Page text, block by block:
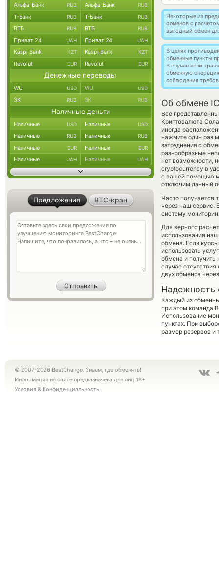
Некоторые из
обменов с
выгодный обмен
В целях
обменные пункты
В случае если
обменную
соблюдения
Об обмене
Все
Криптовалюта
иногда
нажмите один раз
затруднения с
разнообразные
нет возможности,
cryptocurrency в
с вашей помощью
отключим данный
Часто получается
через наш сервис.
систему
Для верного
использования
обмена. Если
использовать
обмена и получить
случае
двух обменов
Надежность
Каждый из
при этом команда
Использование
пунктах. При
размер резервов и
Альфа-Банк RUB Альфа-Банк RUB
Т-Банк RUB Т-Банк RUB
ВТБ RUB ВТБ RUB
Приват 24 UAH Приват 24 UAH
Kaspi Bank KZT Kaspi Bank KZT
Revolut EUR Revolut EUR
Денежные переводы
WU USD WU USD
ЗК RUB ЗК RUB
Наличные деньги
Наличные USD Наличные USD
Наличные RUB Наличные RUB
Наличные EUR Наличные EUR
Наличные UAH Наличные UAH
Предложения BTC-кран
© 2007-2026 BestChange. Знаем, где обменять!
Информация на сайте предназначена для лиц 18+
Условия & Конфиденциальность